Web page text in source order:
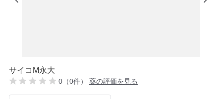
サイコM永大
0（0件） 薬の評価を見る